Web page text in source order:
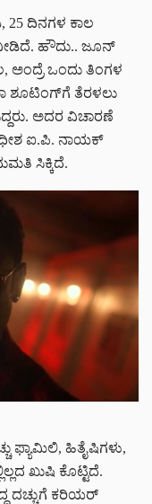
ದಿನಗಳ ಕಾಲ
ಹೌದು.. ಜೂನ್
ಅಂದ್ರೆ ಒಂದು ತಿಂಗಳ
ಶೂಟಿಂಗ್‌ಗೆ ತೆರಳಲು
ಅದರ ವಿಚಾರಣೆ
ಐ.ಪಿ. ನಾಯಕ್
ಸಿಕ್ಕಿದೆ.
ಫ್ಯಾಮಿಲಿ, ಹಿತೈಷಿಗಳು,
ಖುಷಿ ಕೊಟ್ಟಿದೆ.
ದಚ್ಚುಗೆ ಕರಿಯರ್